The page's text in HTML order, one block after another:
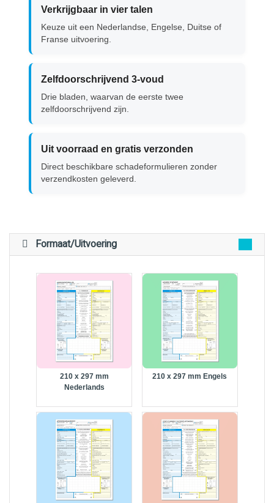
Verkrijgbaar in vier talen
Keuze uit een Nederlandse, Engelse, Duitse of
Franse uitvoering.
Zelfdoorschrijvend 3-voud
Drie bladen, waarvan de eerste twee
zelfdoorschrijvend zijn.
Uit voorraad en gratis verzonden
Direct beschikbare schadeformulieren zonder
verzendkosten geleverd.
Formaat/Uitvoering
210 x 297 mm
Nederlands
210 x 297 mm Engels